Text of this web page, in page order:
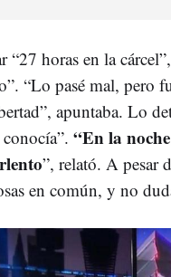
“27 horas en la
“Lo pasé mal, pero
apuntaba. Lo
“En la
”, relató. A pesar
en común, y no